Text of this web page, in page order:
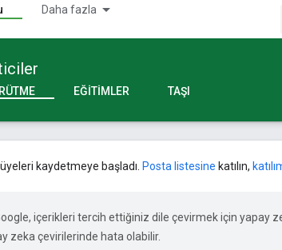
Daha fazla
EĞITIMLER TAŞI
kaydetmeye başladı. Posta listesine katılın,
içerikleri tercih ettiğiniz dile çevirmek için yapay
zeka çevirilerinde hata olabilir.